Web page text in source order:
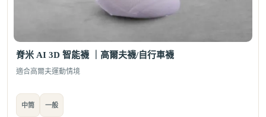
脊米 AI 3D 智能襪 ｜高爾夫襪/自行車襪
適合高爾夫運動情境
中筒 一般